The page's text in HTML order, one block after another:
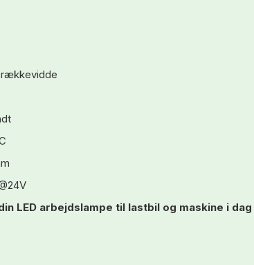
rækkevidde
LED arbejdslampe til lastbil og maskine i dag